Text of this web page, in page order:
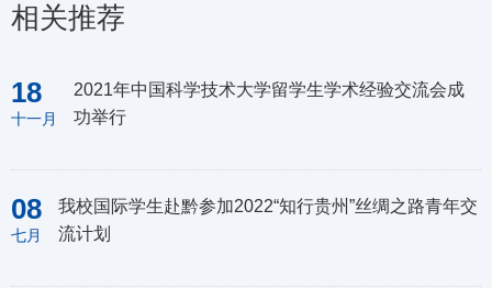
相关推荐
18
十一月
2021年中国科学技术大学留学生学术经验交流会成
功举行
08
七月
我校国际学生赴黔参加2022“知行贵州”丝绸之路青年交
流计划